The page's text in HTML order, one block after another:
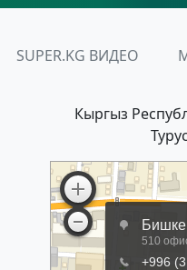
SUPER.KG ВИДЕО
Кыргыз